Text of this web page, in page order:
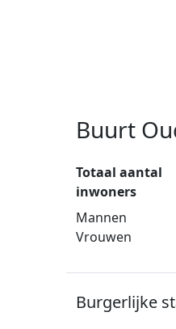
Buurt
Totaal aantal
inwoners
Mannen
Vrouwen
Burgerlijke